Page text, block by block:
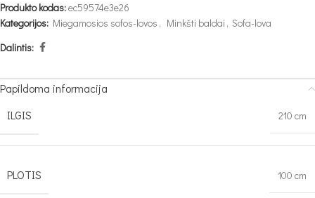
Produkto kodas:ec59574e3e26
Kategorijos: Miegamosios sofos-lovos , Minkšti baldai , Sofa-lova
Dalintis:
Papildoma informacija
ILGIS
210 cm
PLOTIS 100 cm